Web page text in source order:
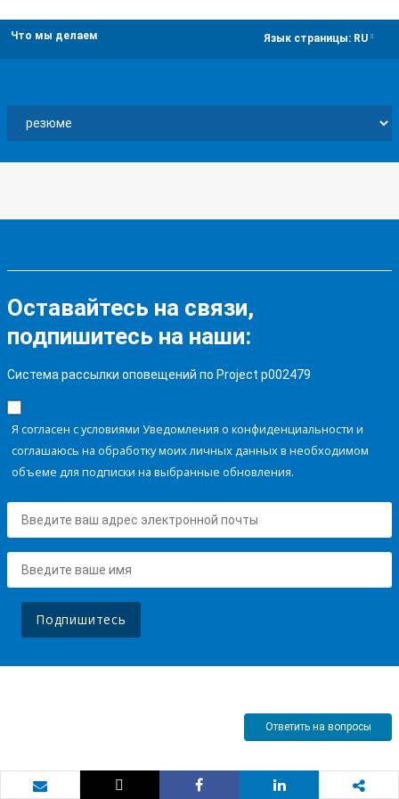
Что мы делаем Язык страницы: RU
Оставайтесь на связи,
подпишитесь на наши:
Система рассылки оповещений по Project p002479
Я согласен с условиями Уведомления о конфиденциальности и
соглашаюсь на обработку моих личных данных в необходимом
объеме для подписки на выбранные обновления.
Подпишитесь
Ответить на вопросы